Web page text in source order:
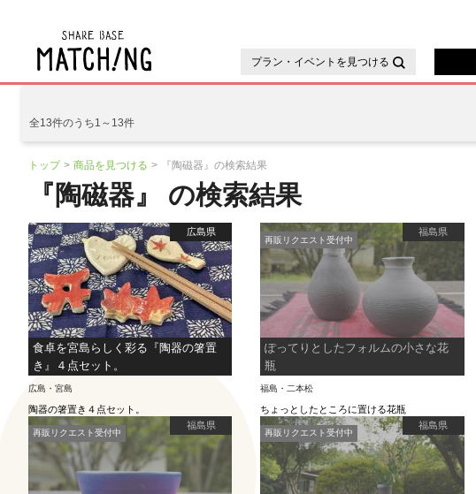
プラン・イベントを見つける
全13件のうち1～13件
トップ 商品を見つける 『陶磁器』の検索結果
『陶磁器』 の検索結果
広島県
食卓を宮島らしく彩る『陶器の箸置
き』４点セット。
広島・宮島
陶器の箸置き４点セット。
福島県
ぽってりとしたフォルムの小さな花
瓶
福島・二本松
ちょっとしたところに置ける花瓶
再販リクエスト受付中
福島県
再販リクエスト受付中
福島県
再販リクエスト受付中